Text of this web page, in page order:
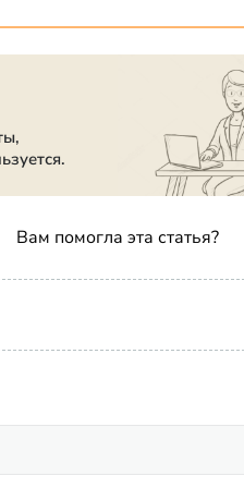
Вам помогла эта статья?